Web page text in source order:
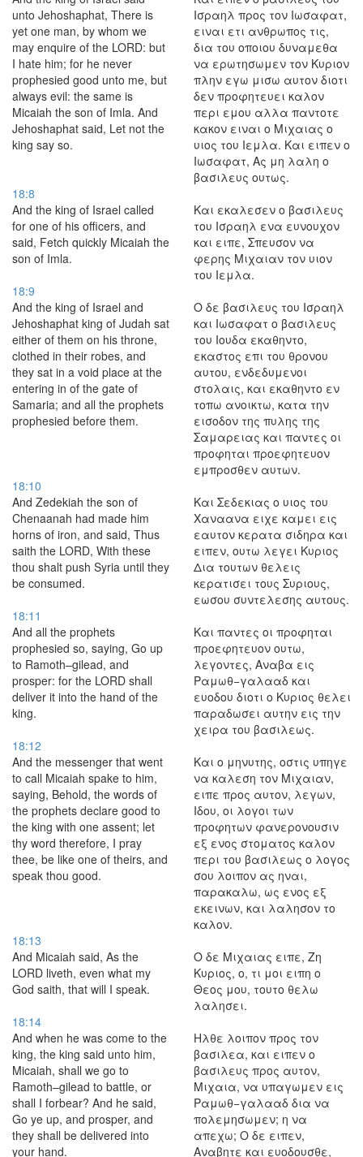
unto Jehoshaphat, There is
yet one man, by whom we
may enquire of the LORD: but
I hate him; for he never
prophesied good unto me, but
always evil: the same is
Micaiah the son of Imla. And
Jehoshaphat said, Let not the
king say so.
Ισραηλ προς τον Ιωσαφατ,
ειναι ετι ανθρωπος τις,
δια του οποιου δυναμεθα
να ερωτησωμεν τον Κυριον
πλην εγω μισω αυτον διοτι
δεν προφητευει καλον
περι εμου αλλα παντοτε
κακον ειναι ο Μιχαιας ο
υιος του Ιεμλα. Και ειπεν ο
Ιωσαφατ, Ας μη λαλη ο
βασιλευς ουτως.
18:8
And the king of Israel called
for one of his officers, and
said, Fetch quickly Micaiah the
son of Imla.
Και εκαλεσεν ο βασιλευς
του Ισραηλ ενα ευνουχον
και ειπε, Σπευσον να
φερης Μιχαιαν τον υιον
του Ιεμλα.
18:9
And the king of Israel and
Jehoshaphat king of Judah sat
either of them on his throne,
clothed in their robes, and
they sat in a void place at the
entering in of the gate of
Samaria; and all the prophets
prophesied before them.
Ο δε βασιλευς του Ισραηλ
και Ιωσαφατ ο βασιλευς
του Ιουδα εκαθηντο,
εκαστος επι του θρονου
αυτου, ενδεδυμενοι
στολαις, και εκαθηντο εν
τοπω ανοικτω, κατα την
εισοδον της πυλης της
Σαμαρειας και παντες οι
προφηται προεφητευον
εμπροσθεν αυτων.
18:10
And Zedekiah the son of
Chenaanah had made him
horns of iron, and said, Thus
saith the LORD, With these
thou shalt push Syria until they
be consumed.
Και Σεδεκιας ο υιος του
Χαναανα ειχε καμει εις
εαυτον κερατα σιδηρα και
ειπεν, ουτω λεγει Κυριος
Δια τουτων θελεις
κερατισει τους Συριους,
εωσου συντελεσης αυτους.
18:11
And all the prophets
prophesied so, saying, Go up
to Ramoth–gilead, and
prosper: for the LORD shall
deliver it into the hand of the
king.
Και παντες οι προφηται
προεφητευον ουτω,
λεγοντες, Αναβα εις
Ραμωθ−γαλααδ και
ευοδου διοτι ο Κυριος θελει
παραδωσει αυτην εις την
χειρα του βασιλεως.
18:12
And the messenger that went
to call Micaiah spake to him,
saying, Behold, the words of
the prophets declare good to
the king with one assent; let
thy word therefore, I pray
thee, be like one of theirs, and
speak thou good.
Και ο μηνυτης, οστις υπηγε
να καλεση τον Μιχαιαν,
ειπε προς αυτον, λεγων,
Ιδου, οι λογοι των
προφητων φανερονουσιν
εξ ενος στοματος καλον
περι του βασιλεως ο λογος
σου λοιπον ας ηναι,
παρακαλω, ως ενος εξ
εκεινων, και λαλησον το
καλον.
18:13
And Micaiah said, As the
LORD liveth, even what my
God saith, that will I speak.
Ο δε Μιχαιας ειπε, Ζη
Κυριος, ο, τι μοι ειπη ο
Θεος μου, τουτο θελω
λαλησει.
18:14
And when he was come to the
king, the king said unto him,
Micaiah, shall we go to
Ramoth–gilead to battle, or
shall I forbear? And he said,
Go ye up, and prosper, and
they shall be delivered into
your hand.
Ηλθε λοιπον προς τον
βασιλεα, και ειπεν ο
βασιλευς προς αυτον,
Μιχαια, να υπαγωμεν εις
Ραμωθ−γαλααδ δια να
πολεμησωμεν; η να
απεχω; Ο δε ειπεν,
Αναβητε και ευοδουσθε,